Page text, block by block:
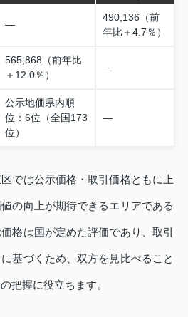
—
490,136（前
年比＋4.7％）
565,868（前年比
＋12.0％）
—
公示地価県内順
位：6位（全国173
位）
—
では公示価格・取引価格ともに上
の向上が期待できるエリアである
格は国が定めた評価であり、取引
基づくため、双方を見比べること
把握に役立ちます。